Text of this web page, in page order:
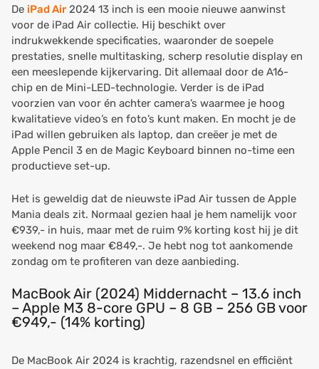
De iPad Air 2024 13 inch is een mooie nieuwe aanwinst
voor de iPad Air collectie. Hij beschikt over
indrukwekkende specificaties, waaronder de soepele
prestaties, snelle multitasking, scherp resolutie display en
een meeslepende kijkervaring. Dit allemaal door de A16-
chip en de Mini-LED-technologie. Verder is de iPad
voorzien van voor én achter camera’s waarmee je hoog
kwalitatieve video’s en foto’s kunt maken. En mocht je de
iPad willen gebruiken als laptop, dan creëer je met de
Apple Pencil 3 en de Magic Keyboard binnen no-time een
productieve set-up.
Het is geweldig dat de nieuwste iPad Air tussen de Apple
Mania deals zit. Normaal gezien haal je hem namelijk voor
€939,- in huis, maar met de ruim 9% korting kost hij je dit
weekend nog maar €849,-. Je hebt nog tot aankomende
zondag om te profiteren van deze aanbieding.
MacBook Air (2024) Middernacht – 13.6 inch
– Apple M3 8-core GPU – 8 GB – 256 GBvoor
€949,- (14% korting)
De MacBook Air 2024 is krachtig, razendsnel en efficiënt